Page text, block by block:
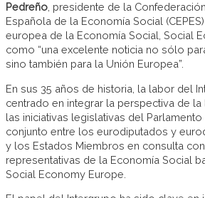
Pedreño , presidente de la
Española de la Economía Social
europea de la Economía Social, Social
como “una excelente noticia no sólo
sino también para la Unión Europea”.
En sus 35 años de historia, la labor del
centrado en integrar la perspectiva de
las iniciativas legislativas del
conjunto entre los eurodiputados y
y los Estados Miembros en consulta
representativas de la Economía Social
Social Economy Europe.